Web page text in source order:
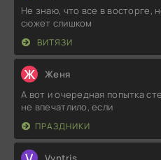
Не знаю, что все в восторге,
сюжет слишком
ВИТЯЗИ
Ж Женя
А вот и очередная попытка
не впечатлило, если
ПРАЗДНИКИ